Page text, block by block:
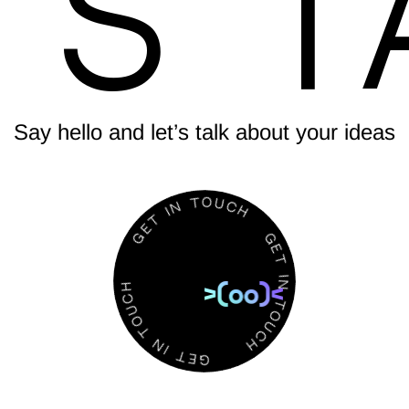
Say hello and let’s talk about your ideas
G
E
T
I
N
T
C
H
G
E
T
I
N
C
H
G E T IN
T
U
C
H